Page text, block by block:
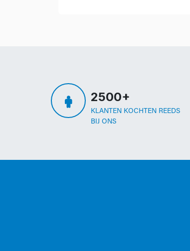
2500+
KLANTEN KOCHTEN REEDS
BIJ ONS